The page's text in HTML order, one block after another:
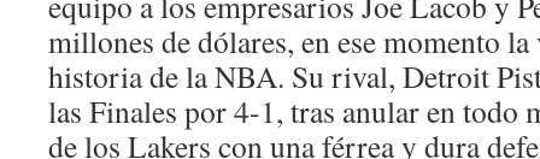
millones de dólares, en ese momento la
historia de la NBA. Su rival, Detroit
las Finales por 4-1, tras anular en todo
de los Lakers con una férrea y dura